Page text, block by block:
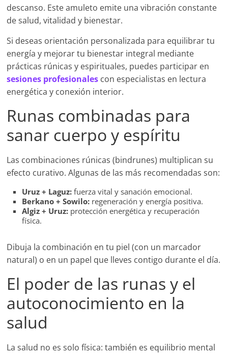
descanso. Este amuleto emite una vibración constante
de salud, vitalidad y bienestar.
Si deseas orientación personalizada para equilibrar tu
energía y mejorar tu bienestar integral mediante
prácticas rúnicas y espirituales, puedes participar en
sesiones profesionales con especialistas en lectura
energética y conexión interior.
Runas combinadas para
sanar cuerpo y espíritu
Las combinaciones rúnicas (bindrunes) multiplican su
efecto curativo. Algunas de las más recomendadas son:
Uruz + Laguz: fuerza vital y sanación emocional.
Berkano + Sowilo: regeneración y energía positiva.
Algiz + Uruz: protección energética y recuperación
física.
Dibuja la combinación en tu piel (con un marcador
natural) o en un papel que lleves contigo durante el día.
El poder de las runas y el
autoconocimiento en la
salud
La salud no es solo física: también es equilibrio mental